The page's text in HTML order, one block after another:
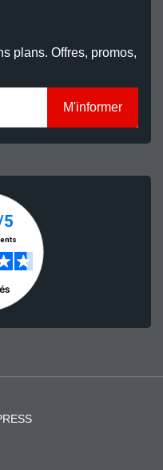
plans. Offres, promos,
M'informer